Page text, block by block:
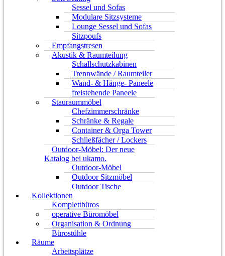
Sessel und Sofas
Modulare Sitzsysteme
Lounge Sessel und Sofas
Sitzpoufs
Empfangstresen
Akustik & Raumteilung
Schallschutzkabinen
Trennwände / Raumteiler
Wand- & Hänge- Paneele
freistehende Paneele
Stauraummöbel
Chefzimmerschränke
Schränke & Regale
Container & Orga Tower
Schließfächer / Lockers
Outdoor-Möbel: Der neue
Katalog bei ukamo.
Outdoor-Möbel
Outdoor Sitzmöbel
Outdoor Tische
Kollektionen
Komplettbüros
operative Büromöbel
Organisation & Ordnung
Bürostühle
Räume
Arbeitsplätze